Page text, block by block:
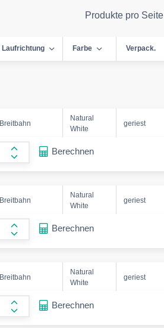
Produkte pro Seite
Laufrichtung Farbe Verpack.
Breitbahn
Natural
White
geriest
form.increase-amount
Berechnen
Breitbahn
Natural
White
geriest
form.increase-amount
Berechnen
Breitbahn
Natural
White
geriest
form.increase-amount
Berechnen